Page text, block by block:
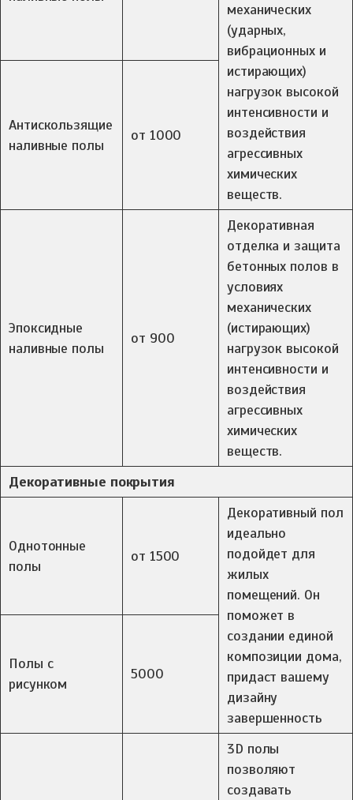
механических
(ударных,
вибрационных и
истирающих)
нагрузок высокой
интенсивности и
воздействия
агрессивных
химических
веществ.
Антискользящие
наливные полы
от 1000
Эпоксидные
наливные полы
от 900
Декоративная
отделка и защита
бетонных полов в
условиях
механических
(истирающих)
нагрузок высокой
интенсивности и
воздействия
агрессивных
химических
веществ.
Декоративные покрытия
Однотонные
полы
от 1500
Декоративный пол
идеально
подойдет для
жилых
помещений. Он
поможет в
создании единой
композиции дома,
придаст вашему
дизайну
завершенность
Полы с
рисунком
5000
3D полы
позволяют
создавать